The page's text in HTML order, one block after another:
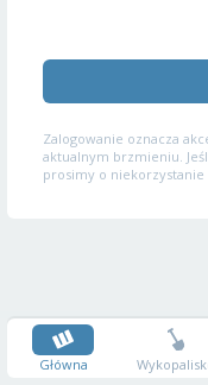
Zalogowanie oznacza
aktualnym brzmieniu.
prosimy o niekorzystanie
Główna